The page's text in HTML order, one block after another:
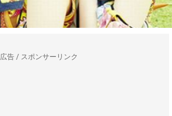
広告 / スポンサーリンク